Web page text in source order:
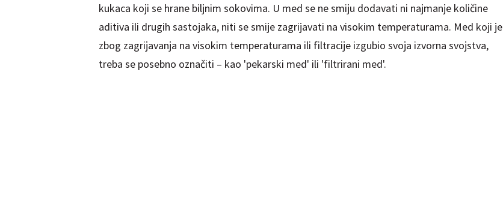
kukaca koji se hrane biljnim sokovima. U med se ne smiju dodavati ni najmanje količine
aditiva ili drugih sastojaka, niti se smije zagrijavati na visokim temperaturama. Med koji je
zbog zagrijavanja na visokim temperaturama ili filtracije izgubio svoja izvorna svojstva,
treba se posebno označiti – kao 'pekarski med' ili 'filtrirani med'.